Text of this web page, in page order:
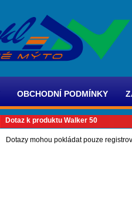
OBCHODNÍ PODMÍNKY
Dotaz k produktu Walker 50
Dotazy mohou pokládat pouze